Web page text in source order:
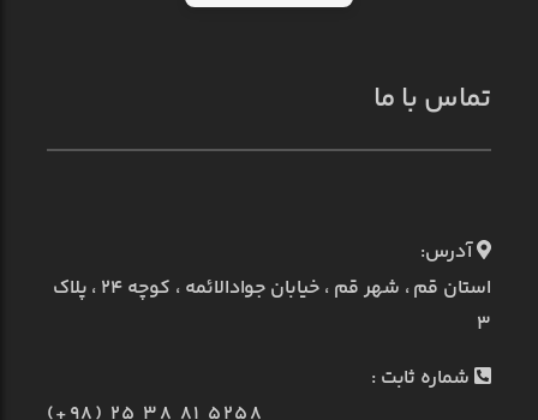
تماس با ما
آدرس:
استان قم ، شهر قم ، خیابان جوادالائمه ، کوچه ۲۴ ، پلاک
۳
شماره ثابت :